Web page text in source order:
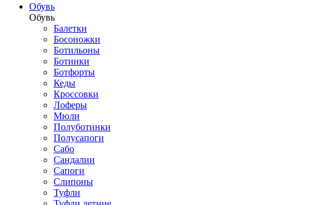
Обувь
Обувь
Балетки
Босоножки
Ботильоны
Ботинки
Ботфорты
Кеды
Кроссовки
Лоферы
Мюли
Полуботинки
Полусапоги
Сабо
Сандалии
Сапоги
Слипоны
Туфли